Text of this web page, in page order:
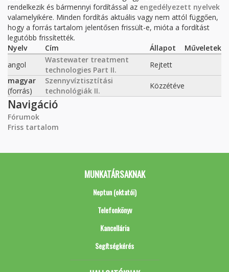
rendelkezik és bármennyi fordítással az engedélyezett nyelvek
valamelyikére. Minden fordítás aktuális vagy nem attól függően,
hogy a forrás tartalom jelentősen frissült-e, mióta a fordítást
legutóbb frissítették.
Nyelv
Cím Állapot
Műveletek
angol
Wastewater treatment
technologies Part II.
Rejtett
magyar
(forrás)
Szennyvíztisztítási
technológiák II.
Közzétéve
Navigáció
Fórumok
Friss tartalom
MUNKATÁRSAKNAK
Neptun (oktatói)
Telefonkönyv
Kancellária
Segítségkérés